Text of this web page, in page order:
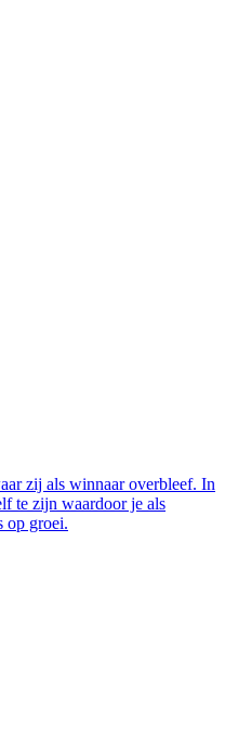
zij als winnaar overbleef. In
te zijn waardoor je als
op groei.